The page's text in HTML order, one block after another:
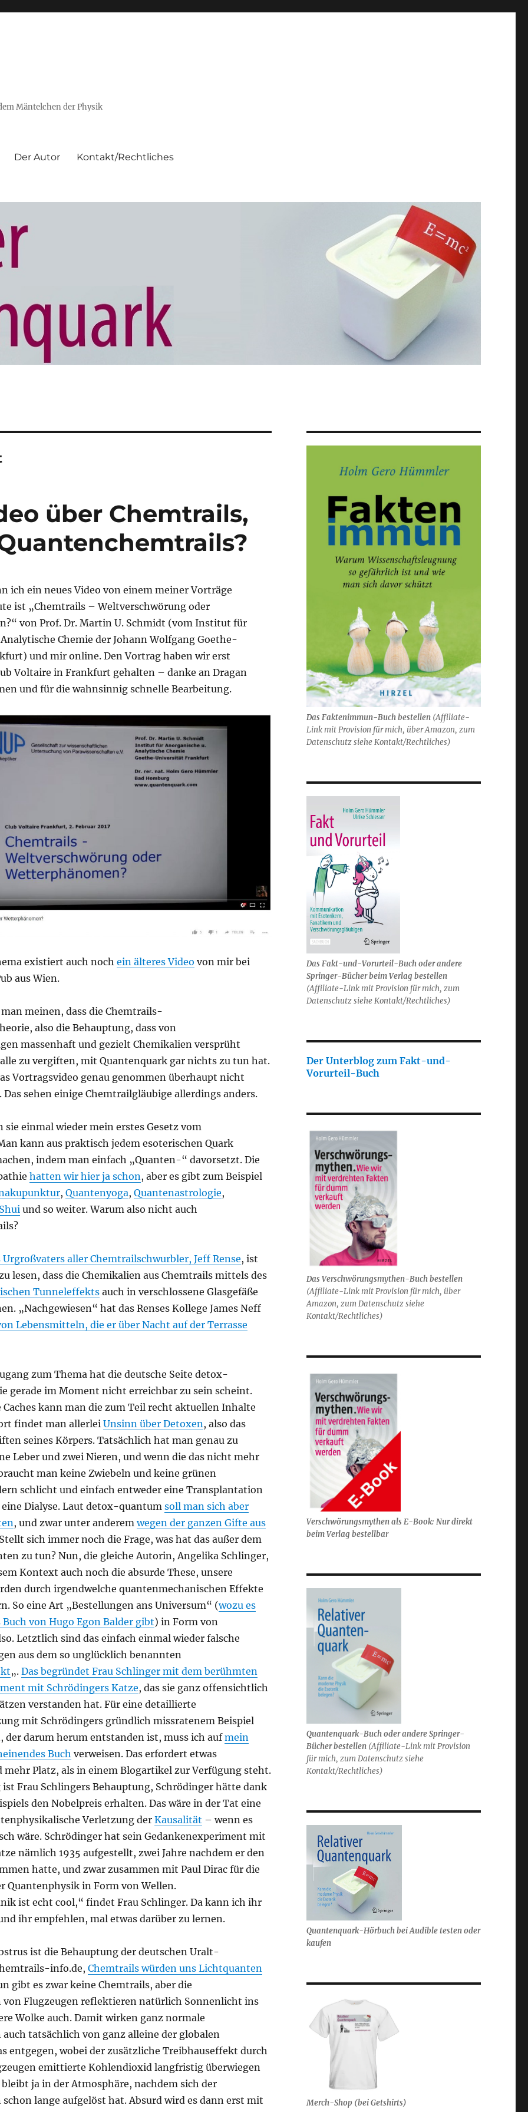
Mäntelchen der Physik
Der Autor Kontakt/Rechtliches
über Chemtrails,
ich ein neues Video von einem meiner Vorträge
ist „Chemtrails – Weltverschwörung oder
von Prof. Dr. Martin U. Schmidt (vom Institut für
Chemie der Johann Wolfgang Goethe-
und mir online. Den Vortrag haben wir erst
Voltaire in Frankfurt gehalten – danke an Dragan
und für die wahnsinnig schnelle Bearbeitung.
existiert auch noch ein älteres Video von mir bei
aus Wien.
meinen, dass die Chemtrails-
also die Behauptung, dass von
massenhaft und gezielt Chemikalien versprüht
zu vergiften, mit Quantenquark gar nichts zu tun hat.
Vortragsvideo genau genommen überhaupt nicht
sehen einige Chemtrailgläubige allerdings anders.
sie einmal wieder mein erstes Gesetz vom
kann aus praktisch jedem esoterischen Quark
indem man einfach „Quanten-“ davorsetzt. Die
hatten wir hier ja schon , aber es gibt zum Beispiel
, Quantenyoga, Quantenastrologie,
und so weiter. Warum also nicht auch
Urgroßvaters aller Chemtrailschwurbler, Jeff Rense, ist
lesen, dass die Chemikalien aus Chemtrails mittels des
Tunneleffektsauch in verschlossene Glasgefäße
„Nachgewiesen“ hat das Renses Kollege James Neff
Lebensmitteln, die er über Nacht auf der Terrasse
zum Thema hat die deutsche Seite detox-
gerade im Moment nicht erreichbar zu sein scheint.
Caches kann man die zum Teil recht aktuellen Inhalte
findet man allerlei Unsinn über Detoxen , also das
seines Körpers. Tatsächlich hat man genau zu
Leber und zwei Nieren, und wenn die das nicht mehr
man keine Zwiebeln und keine grünen
schlicht und einfach entweder eine Transplantation
Dialyse. Laut detox-quantum soll man sich aber
, und zwar unter anderemwegen der ganzen Gifte aus
sich immer noch die Frage, was hat das außer dem
zu tun? Nun, die gleiche Autorin, Angelika Schlinger,
Kontext auch noch die absurde These, unsere
durch irgendwelche quantenmechanischen Effekte
So eine Art „Bestellungen ans Universum“ (wozu es
von Hugo Egon Balder gibt) in Form von
Letztlich sind das einfach einmal wieder falsche
aus dem so unglücklich benannten
„. Das begründet Frau Schlinger mit dem berühmten
mit Schrödingers Katze, das sie ganz offensichtlich
verstanden hat. Für eine detaillierte
mit Schrödingers gründlich missratenem Beispiel
der darum herum entstanden ist, muss ich aufmein
Buch verweisen. Das erfordert etwas
Platz, als in einem Blogartikel zur Verfügung steht.
ist Frau Schlingers Behauptung, Schrödinger hätte dank
den Nobelpreis erhalten. Das wäre in der Tat eine
Verletzung der Kausalität – wenn es
wäre. Schrödinger hat sein Gedankenexperiment mit
nämlich 1935 aufgestellt, zwei Jahre nachdem er den
hatte, und zwar zusammen mit Paul Dirac für die
Quantenphysik in Form von Wellen.
ist echt cool,“ findet Frau Schlinger. Da kann ich ihr
ihr empfehlen, mal etwas darüber zu lernen.
ist die Behauptung der deutschen Uralt-
info.de, Chemtrails würden uns Lichtquanten
gibt es zwar keine Chemtrails, aber die
von Flugzeugen reflektieren natürlich Sonnenlicht ins
Wolke auch. Damit wirken ganz normale
tatsächlich von ganz alleine der globalen
entgegen, wobei der zusätzliche Treibhauseffekt durch
emittierte Kohlendioxid langfristig überwiegen
ja in der Atmosphäre, nachdem sich der
lange aufgelöst hat. Absurd wird es dann erst mit
Das Faktenimmun-Buch bestellen(Affiliate-
Link mit Provision für mich, über Amazon, zum
Datenschutz siehe Kontakt/Rechtliches)
Das Fakt-und-Vorurteil-Buch oder andere
Springer-Bücher beim Verlag bestellen
(Affiliate-Link mit Provision für mich, zum
Datenschutz siehe Kontakt/Rechtliches)
Der Unterblog zum Fakt-und-
Vorurteil-Buch
Das Verschwörungsmythen-Buch bestellen
(Affiliate-Link mit Provision für mich, über
Amazon, zum Datenschutz siehe
Kontakt/Rechtliches)
Verschwörungsmythen als E-Book: Nur direkt
beim Verlag bestellbar
Quantenquark-Buch oder andere Springer-
Bücher bestellen(Affiliate-Link mit Provision
für mich, zum Datenschutz siehe
Kontakt/Rechtliches)
Quantenquark-Hörbuch bei Audible testen oder
kaufen
Merch-Shop (bei Getshirts)